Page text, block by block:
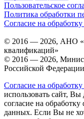
Пользовательское
Политика обработки
Согласие на
© 2016 — 2026, АНО
квалификаций»
© 2016 — 2026,
Российской Федерации
Согласие на
использовать сайт,
согласие на
данных. Если Вы не